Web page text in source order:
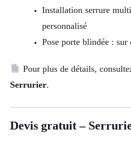
Installation serrure
personnalisé
Pose porte blindée : sur
Pour plus de détails,
Serrurier.
Devis gratuit –